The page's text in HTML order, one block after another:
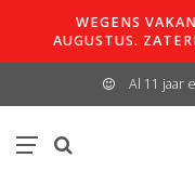
WEGENS
AUGUSTUS.
Al 11 jaar